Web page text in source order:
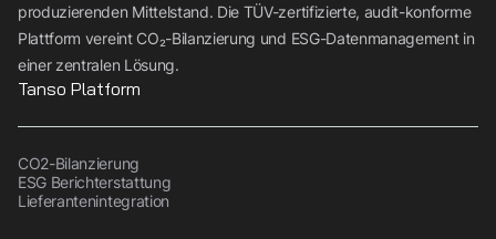
produzierenden Mittelstand. Die TÜV-zertifizierte, audit-konforme
Plattform vereint CO₂-Bilanzierung und ESG-Datenmanagement in
einer zentralen Lösung.
Tanso Platform
CO2-Bilanzierung
ESG Berichterstattung
Lieferantenintegration